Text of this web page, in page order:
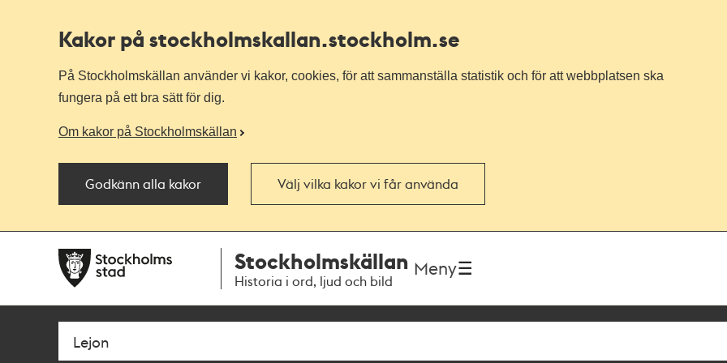
Kakor på stockholmskallan.stockholm.se
På Stockholmskällan använder vi kakor, cookies, för att sammanställa statistik och för att webbplatsen ska
fungera på ett bra sätt för dig.
Om kakor på Stockholmskällan
Godkänn alla kakor Välj vilka kakor vi får använda
navigationen
huvudinnehållet
Stockholmskällan
Historia i ord, ljud och bild
Meny
Sök